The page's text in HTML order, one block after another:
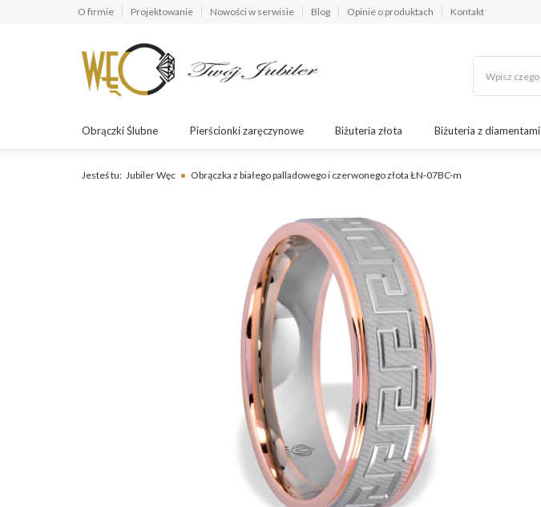
O firmie Projektowanie Nowości w serwisie Blog Opinie o produktach Kontakt
Obrączki Ślubne Pierścionki zaręczynowe Biżuteria złota Biżuteria z diamentami
Jesteś tu: Jubiler Węc Obrączka z białego palladowego i czerwonego złota ŁN-07BC-m